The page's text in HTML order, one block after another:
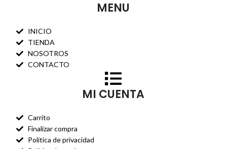
MENU
INICIO
TIENDA
NOSOTROS
CONTACTO
MI CUENTA
Carrito
Finalizar compra
Política de privacidad